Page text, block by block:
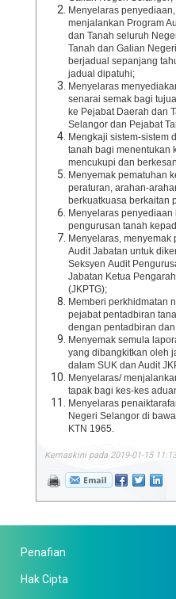
Menyelaras
menjalankan Program
dan Tanah seluruh
Tanah dan Galian
berjadual sepanjang
jadual dipatuhi;
Menyelaras
senarai semak bagi
ke Pejabat Daerah dan
Selangor dan Pejabat
Mengkaji sistem-sistem
tanah bagi menentukan
mencukupi dan
Menyemak pematuhan
peraturan, arahan-
berkuatkuasa berkaitan
Menyelaras
pengurusan tanah
Menyelaras,
Audit Jabatan untuk
Seksyen Audit
Jabatan Ketua
(JKPTG);
Memberi perkhidmatan
pejabat pentadbiran
dengan pentadbiran
Menyemak semula
yang dibangkitkan oleh
dalam SUK dan Audit
Menyelaras/
tapak bagi kes-kes
Menyelaras
Negeri Selangor di
KTN 1965.
Kemaskini pada 2019-01-15
Penafian
Hak Cipta